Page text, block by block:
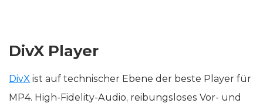
DivX Player
DivX ist auf technischer Ebene der beste Player für
MP4. High-Fidelity-Audio, reibungsloses Vor- und